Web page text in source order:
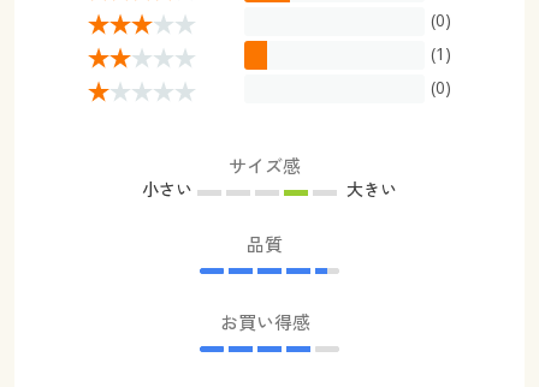
(0)
(1)
(0)
サイズ感
小さい 大きい
品質
お買い得感